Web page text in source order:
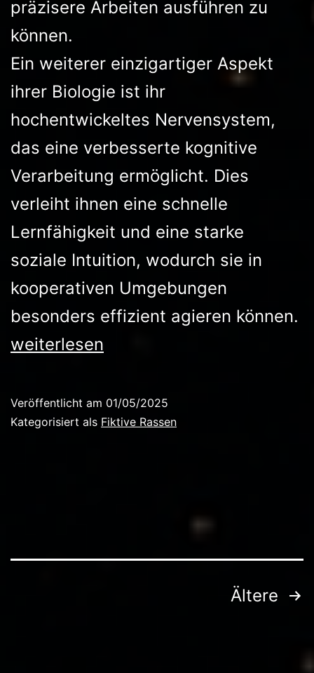
präzisere Arbeiten ausführen zu
können.
Ein weiterer einzigartiger Aspekt
ihrer Biologie ist ihr
hochentwickeltes Nervensystem,
das eine verbesserte kognitive
Verarbeitung ermöglicht. Dies
verleiht ihnen eine schnelle
Lernfähigkeit und eine starke
soziale Intuition, wodurch sie in
kooperativen Umgebungen
besonders effizient agieren können.
Die
weiterlesen
Veröffentlicht am 01/05/2025
Kategorisiert als Fiktive Rassen
Seitennummerierung
Ältere